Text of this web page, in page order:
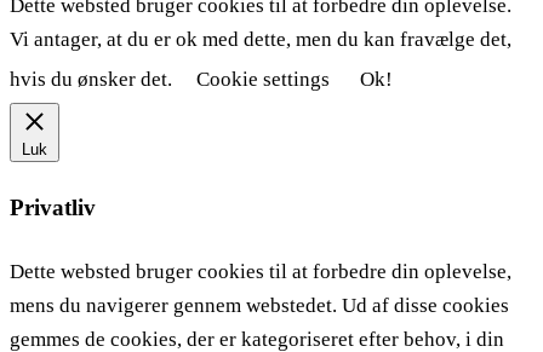
Dette websted bruger cookies til at forbedre din oplevelse.
Vi antager, at du er ok med dette, men du kan fravælge det,
hvis du ønsker det.
Cookie settings Ok!
Luk
Privatliv
Dette websted bruger cookies til at forbedre din oplevelse,
mens du navigerer gennem webstedet. Ud af disse cookies
gemmes de cookies, der er kategoriseret efter behov, i din